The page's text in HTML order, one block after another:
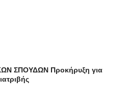
ΣΠΟΥΔΩΝ Προκήρυξη για